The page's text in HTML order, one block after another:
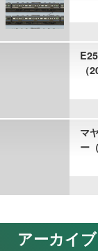
（
マ
ー
アーカイブ